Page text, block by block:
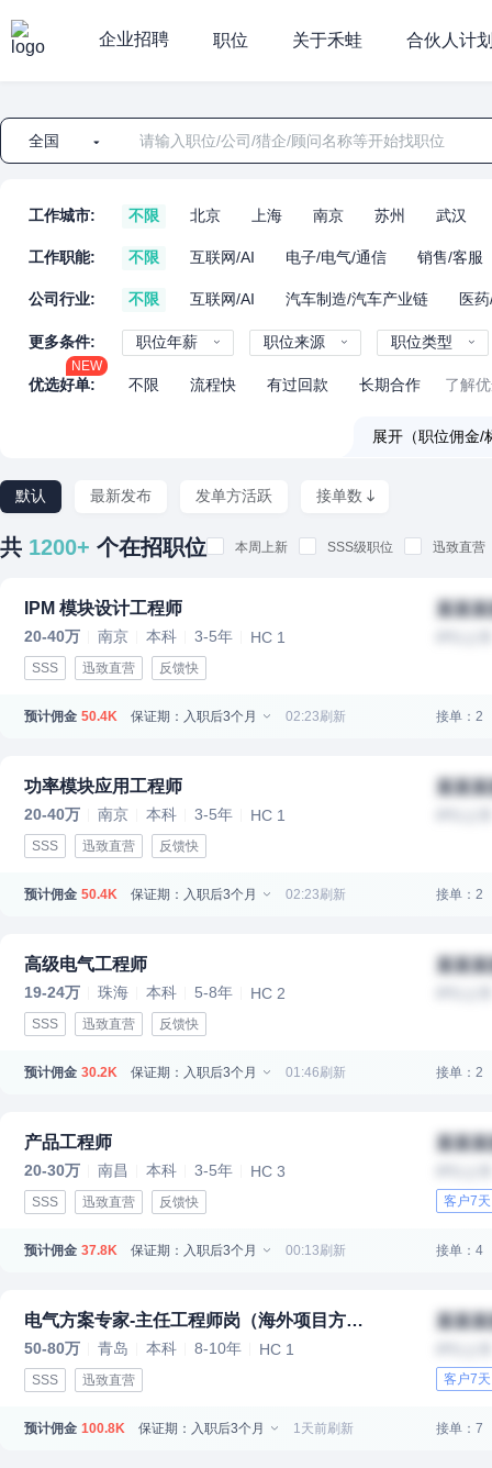
企业招聘 职位 关于禾蛙 合伙人计
全国
工作城市: 不限 北京 上海 南京 苏州 武汉
工作职能: 不限 互联网/AI 电子/电气/通信 销售/客服
公司行业: 不限 互联网/AI 汽车制造/汽车产业链 医
更多条件: 职位年薪 职位来源 职位类型
优选好单:
NEW
不限 流程快 有过回款 长期合作 了解
展开（职位佣
默认 最新发布 发单方活跃 接单数
共 1200+ 个在招职位 本周上新 SSS级职位 迅致直营
IPM 模块设计工程师
20-40万 南京 本科 3-5年 HC 1
SSS 迅致直营 反馈快
某某
预计佣金 50.4K 保证期：入职后3个月 02:23刷新 接单：2
功率模块应用工程师
20-40万 南京 本科 3-5年 HC 1
SSS 迅致直营 反馈快
某某
预计佣金 50.4K 保证期：入职后3个月 02:23刷新 接单：2
高级电气工程师
19-24万 珠海 本科 5-8年 HC 2
SSS 迅致直营 反馈快
某某
预计佣金 30.2K 保证期：入职后3个月 01:46刷新 接单：2
产品工程师
20-30万 南昌 本科 3-5年 HC 3
SSS 迅致直营 反馈快
某某
客户7
预计佣金 37.8K 保证期：入职后3个月 00:13刷新 接单：4
电气方案专家-主任工程师岗（海外项目方向 ）HC 2
50-80万 青岛 本科 8-10年 HC 1
SSS 迅致直营
某某
客户7
预计佣金 100.8K 保证期：入职后3个月 1天前刷新 接单：7